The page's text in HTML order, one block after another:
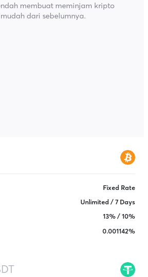
membuat meminjam kripto
dari sebelumnya.
Fixed Rate
Unlimited / 7 Days
13% / 10%
0.001142%